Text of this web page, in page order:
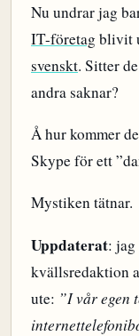
Nu undrar jag
IT-företag blivit
svenskt. Sitter
andra saknar?
Å hur kommer
Skype för ett
Mystiken tätnar.
Uppdaterat:
kvällsredaktion
ute: ”I vår egen